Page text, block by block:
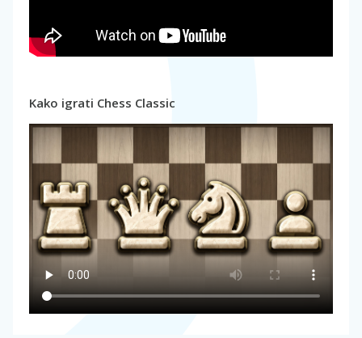
Kako igrati Chess Classic